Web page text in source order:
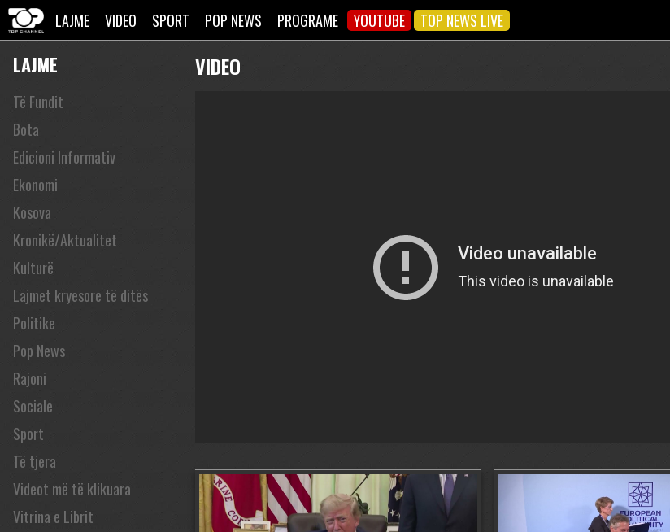
LAJME VIDEO SPORT POP NEWS PROGRAME YOUTUBE TOP NEWS LIVE
LAJME
Të Fundit
Bota
Edicioni Informativ
Ekonomi
Kosova
Kronikë/Aktualitet
Kulturë
Lajmet kryesore të ditës
Politike
Pop News
Rajoni
Sociale
Sport
Të tjera
Videot më të klikuara
Vitrina e Librit
VIDEO